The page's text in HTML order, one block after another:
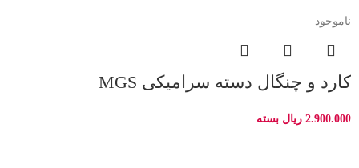
ناموجود
کارد و چنگال دسته سرامیکی MGS
2.900.000 ریال بسته